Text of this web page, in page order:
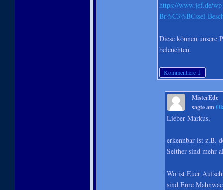
https://www.jef.de/
Br%C3%BCssel-
Diese können unsere
beleuchten.
Kommentiere ↓
MisterEde
sagte am
Lieber Markus,
erkennbar ist z.B.
Seither sind mehr
Wo ist Euer
sind Eure